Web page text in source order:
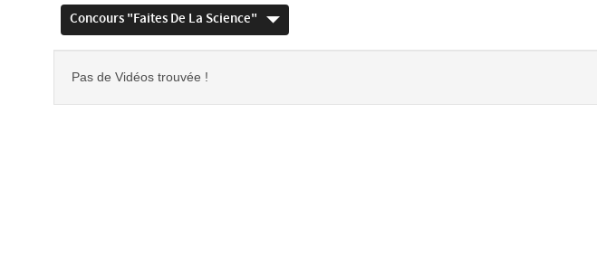
Concours "Faites De La Science"
Pas de Vidéos trouvée !